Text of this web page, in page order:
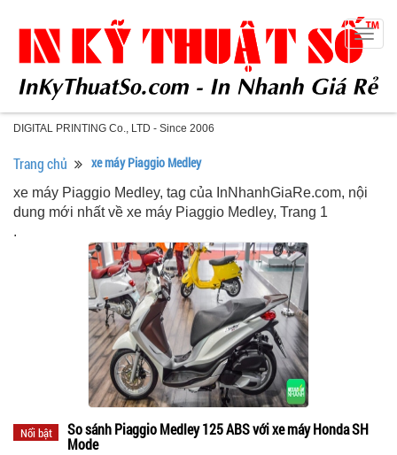
DIGITAL PRINTING Co., LTD - Since 2006
Trang chủ xe máy Piaggio Medley
xe máy Piaggio Medley, tag của InNhanhGiaRe.com, nội
dung mới nhất về xe máy Piaggio Medley, Trang 1
.
Nổi bật
So sánh Piaggio Medley 125 ABS với xe máy Honda SH
Mode